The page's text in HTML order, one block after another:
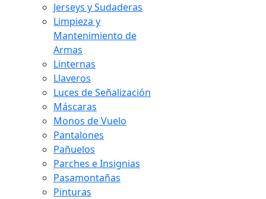
Jerseys y Sudaderas
Limpieza y
Mantenimiento de
Armas
Linternas
Llaveros
Luces de Señalización
Máscaras
Monos de Vuelo
Pantalones
Pañuelos
Parches e Insignias
Pasamontañas
Pinturas